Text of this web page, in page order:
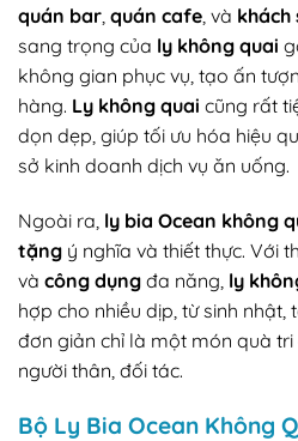
quán bar, quán cafe, và khách
sang trọng của ly không quai
không gian phục vụ, tạo ấn
hàng. Ly không quai cũng rất
dọn dẹp, giúp tối ưu hóa hiệu
sở kinh doanh dịch vụ ăn uống.
Ngoài ra, ly bia Ocean không
tặng ý nghĩa và thiết thực. Với
và công dụng đa năng, ly
hợp cho nhiều dịp, từ sinh nhật,
đơn giản chỉ là một món quà
người thân, đối tác.
Bộ Ly Bia Ocean Không